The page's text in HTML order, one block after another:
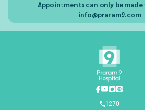
Appointments can only be made
info@praram9.com
1270